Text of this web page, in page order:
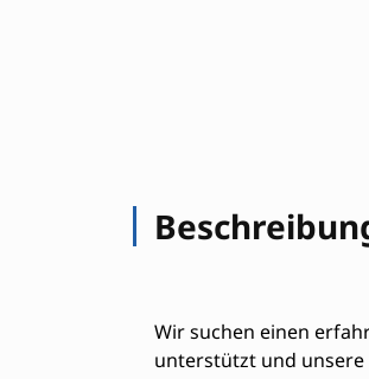
Wir suchen einen
unterstützt und unsere